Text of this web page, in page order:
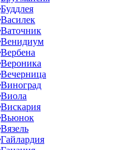
Буддлея
Василек
Ваточник
Венидиум
Вербена
Вероника
Вечерница
Виноград
Виола
Вискария
Вьюнок
Вязель
Гайлардия